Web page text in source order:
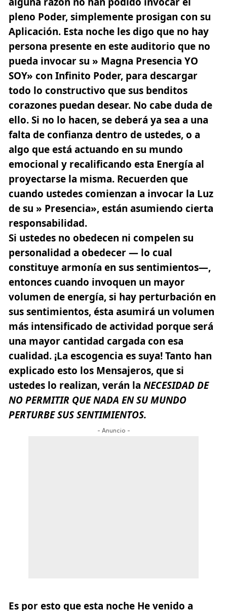
pleno Poder, simplemente prosigan con su
Aplicación. Esta noche les digo que no hay
persona presente en este auditorio que no
pueda invocar su » Magna Presencia YO
SOY» con Infinito Poder, para descargar
todo lo constructivo que sus benditos
corazones puedan desear. No cabe duda de
ello. Si no lo hacen, se deberá ya sea a una
falta de confianza dentro de ustedes, o a
algo que está actuando en su mundo
emocional y recalificando esta Energía al
proyectarse la misma. Recuerden que
cuando ustedes comienzan a invocar la Luz
de su » Presencia», están asumiendo cierta
responsabilidad.
Si ustedes no obedecen ni compelen su
personalidad a obedecer — lo cual
constituye armonía en sus sentimientos—,
entonces cuando invoquen un mayor
volumen de energía, si hay perturbación en
sus sentimientos, ésta asumirá un volumen
más intensificado de actividad porque será
una mayor cantidad cargada con esa
cualidad. ¡La escogencia es suya! Tanto han
explicado esto los Mensajeros, que si
ustedes lo realizan, verán la NECESIDADDE
NOPERMITIR QUENADA EN SU MUNDO
PERTURBE SUS SENTIMIENTOS.
- Anuncio -
Es por esto que esta noche He venido a